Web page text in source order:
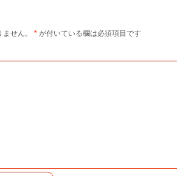
せん。 * が付いている欄は必須項目です